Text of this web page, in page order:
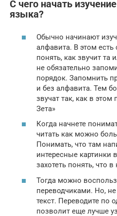
С чего начать
языка?
Обычно начинают
алфавита. В этом
понять, как звучит та
не обязательно
порядок. Запомнить
и без алфавита. Тем
звучат так, как в этом
Зета»
Когда начнете
читать как можно
Понимать, что там
интересные картинки
захотеть понять, что
Тогда можно
переводчиками. Но,
текст. Переводите по
позволит еще лучше